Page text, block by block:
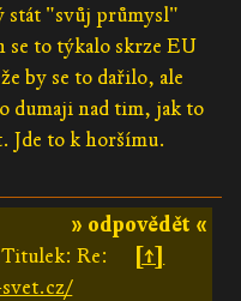
stát "svůj průmysl"
to týkalo skrze EU
by se to dařilo, ale
dumaji nad tim, jak to
Jde to k horšímu.
» odpovědět «
Titulek: Re:
[↑]